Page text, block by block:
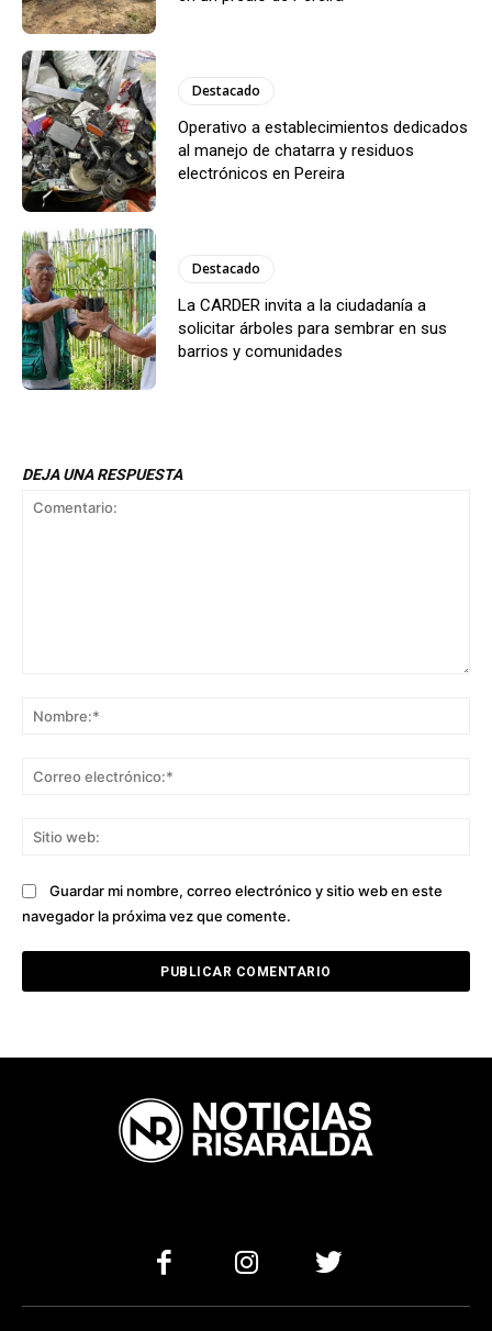
Destacado
Operativo a establecimientos dedicados
al manejo de chatarra y residuos
electrónicos en Pereira
Destacado
La CARDER invita a la ciudadanía a
solicitar árboles para sembrar en sus
barrios y comunidades
DEJA UNA RESPUESTA
Guardar mi nombre, correo electrónico y sitio web en este
navegador la próxima vez que comente.